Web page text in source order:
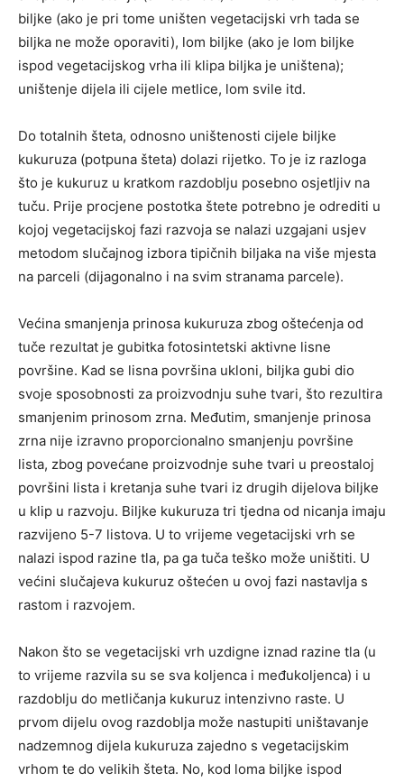
biljke (ako je pri tome uništen vegetacijski vrh tada se
biljka ne može oporaviti), lom biljke (ako je lom biljke
ispod vegetacijskog vrha ili klipa biljka je uništena);
uništenje dijela ili cijele metlice, lom svile itd.
Do totalnih šteta, odnosno uništenosti cijele biljke
kukuruza (potpuna šteta) dolazi rijetko. To je iz razloga
što je kukuruz u kratkom razdoblju posebno osjetljiv na
tuču. Prije procjene postotka štete potrebno je odrediti u
kojoj vegetacijskoj fazi razvoja se nalazi uzgajani usjev
metodom slučajnog izbora tipičnih biljaka na više mjesta
na parceli (dijagonalno i na svim stranama parcele).
Većina smanjenja prinosa kukuruza zbog oštećenja od
tuče rezultat je gubitka fotosintetski aktivne lisne
površine. Kad se lisna površina ukloni, biljka gubi dio
svoje sposobnosti za proizvodnju suhe tvari, što rezultira
smanjenim prinosom zrna. Međutim, smanjenje prinosa
zrna nije izravno proporcionalno smanjenju površine
lista, zbog povećane proizvodnje suhe tvari u preostaloj
površini lista i kretanja suhe tvari iz drugih dijelova biljke
u klip u razvoju. Biljke kukuruza tri tjedna od nicanja imaju
razvijeno 5-7 listova. U to vrijeme vegetacijski vrh se
nalazi ispod razine tla, pa ga tuča teško može uništiti. U
većini slučajeva kukuruz oštećen u ovoj fazi nastavlja s
rastom i razvojem.
Nakon što se vegetacijski vrh uzdigne iznad razine tla (u
to vrijeme razvila su se sva koljenca i međukoljenca) i u
razdoblju do metličanja kukuruz intenzivno raste. U
prvom dijelu ovog razdoblja može nastupiti uništavanje
nadzemnog dijela kukuruza zajedno s vegetacijskim
vrhom te do velikih šteta. No, kod loma biljke ispod